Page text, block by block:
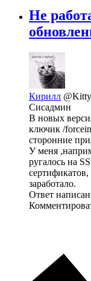
Не
Кирилл
Сисадмин
В новых
ключик /
сторонние
У меня
ругалось на
заработало.
Ответ написан